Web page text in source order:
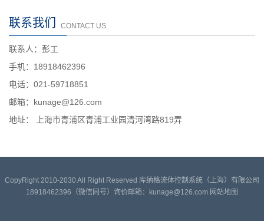
联系我们 CONTACT US
联系人：彭工
手机：18918462396
电话：021-59718851
邮箱：kunage@126.com
地址： 上海市青浦区青浦工业园清河湾路819弄
CopyRight 2010-2030 All Right Reserved 库纳格流体控制系统（上海）有限公司
18918462396（微信同号）询价邮箱：kunage@126.com 网站地图